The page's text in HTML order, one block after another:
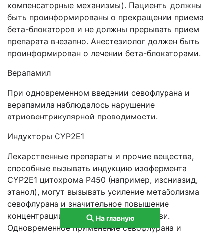
компенсаторные механизмы). Пациенты должны
быть проинформированы о прекращении приема
бета-блокаторов и не должны прерывать прием
препарата внезапно. Анестезиолог должен быть
проинформирован о лечении бета-блокаторами.
Верапамил
При одновременном введении севофлурана и
верапамила наблюдалось нарушение
атриовентрикулярной проводимости.
Индукторы CYP2E1
Лекарственные препараты и прочие вещества,
способные вызывать индукцию изофермента
CYP2E1 цитохрома P450 (например, изониазид,
этанол), могут вызывать усиление метаболизма
севофлурана и значительное повышение
концентрации фторидов в плазме крови.
Одновременное применение севофлурана и
На главную